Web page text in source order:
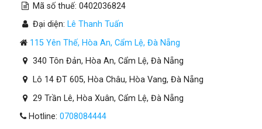
Mã số thuế: 0402036824
Đại diện: Lê Thanh Tuấn
115 Yên Thế, Hòa An, Cẩm Lệ, Đà Nẵng
340 Tôn Đản, Hòa An, Cẩm Lệ, Đà Nẵng
Lô 14 ĐT 605, Hòa Châu, Hòa Vang, Đà Nẵng
29 Trần Lê, Hòa Xuân, Cẩm Lệ, Đà Nẵng
Hotline: 0708084444